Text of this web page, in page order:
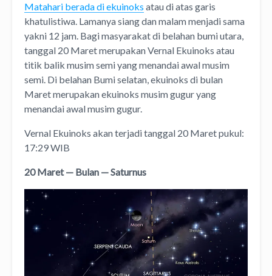
Matahari berada di ekuinoks atau di atas garis
khatulistiwa. Lamanya siang dan malam menjadi sama
yakni 12 jam. Bagi masyarakat di belahan bumi utara,
tanggal 20 Maret merupakan Vernal Ekuinoks atau
titik balik musim semi yang menandai awal musim
semi. Di belahan Bumi selatan, ekuinoks di bulan
Maret merupakan ekuinoks musim gugur yang
menandai awal musim gugur.
Vernal Ekuinoks akan terjadi tanggal 20 Maret pukul:
17:29 WIB
20 Maret — Bulan — Saturnus